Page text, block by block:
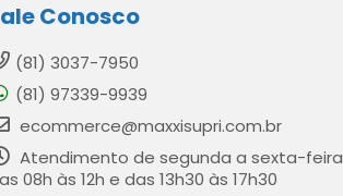
Conosco
(81) 3037-7950
(81) 97339-9939
ecommerce@maxxisupri.com.br
Atendimento de segunda a sexta-feira
08h às 12h e das 13h30 às 17h30